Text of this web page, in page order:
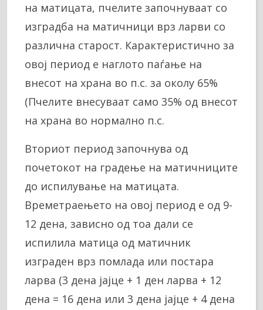
на матицата, пчелите започнуваат со
изградба на матичници врз ларви со
различна старост. Карактеристично за
овој период е наглото паѓање на
внесот на храна во п.с. за околу 65%
(Пчелите внесуваат само 35% од внесот
на храна во нормално п.с.
Вториот период започнува од
почетокот на градење на матичниците
до испилување на матицата.
Времетраењето на овој период е од 9-
12 дена, зависно од тоа дали се
испилила матица од матичник
изграден врз помлада или постара
ларва (3 дена јајце + 1 ден ларва + 12
дена = 16 дена или 3 дена јајце + 4 дена